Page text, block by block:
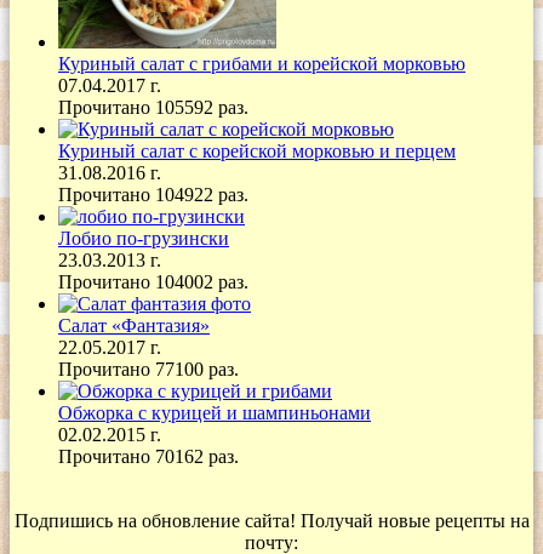
Куриный салат с грибами и корейской морковью
07.04.2017 г.
Прочитано 105592 раз.
Куриный салат с корейской морковью и перцем
31.08.2016 г.
Прочитано 104922 раз.
Лобио по-грузински
23.03.2013 г.
Прочитано 104002 раз.
Салат «Фантазия»
22.05.2017 г.
Прочитано 77100 раз.
Обжорка с курицей и шампиньонами
02.02.2015 г.
Прочитано 70162 раз.
Подпишись на обновление сайта! Получай новые рецепты на
почту: